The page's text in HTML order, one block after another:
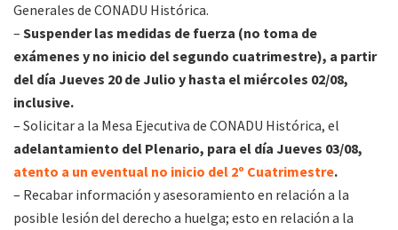
Generales de CONADU Histórica.
– Suspender las medidas de fuerza (no toma de
exámenes y no inicio del segundo cuatrimestre), a partir
del día Jueves 20 de Julio y hasta el miércoles 02/08,
inclusive.
– Solicitar a la Mesa Ejecutiva de CONADU Histórica, el
adelantamiento del Plenario, para el día Jueves 03/08,
atento a un eventual no inicio del 2º Cuatrimestre.
– Recabar información y asesoramiento en relación a la
posible lesión del derecho a huelga; esto en relación a la